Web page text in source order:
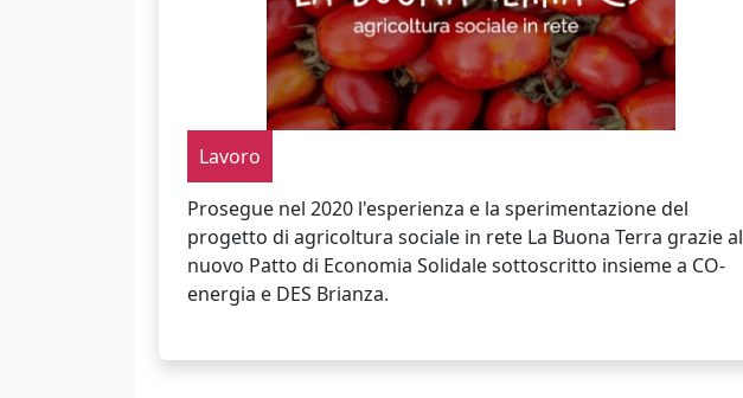
Lavoro
Prosegue nel 2020 l'esperienza e la sperimentazione del
progetto di agricoltura sociale in rete La Buona Terra grazie al
nuovo Patto di Economia Solidale sottoscritto insieme a CO-
energia e DES Brianza.